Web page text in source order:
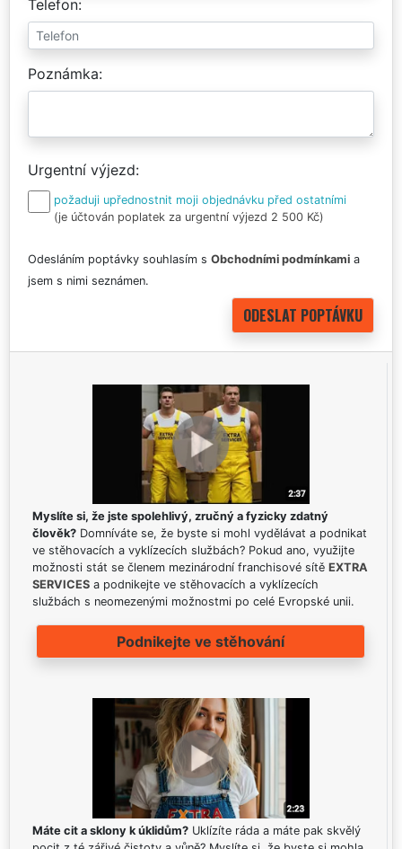
Telefon
Poznámka
Urgentní výjezd
požaduji upřednostnit moji objednávku před ostatními
(je účtován poplatek za urgentní výjezd 2 500 Kč)
Odesláním poptávky souhlasím s Obchodními podmínkami a
jsem s nimi seznámen.
Myslíte si, že jste spolehlivý, zručný a fyzicky zdatný
člověk? Domníváte se, že byste si mohl vydělávat a podnikat
ve stěhovacích a vyklízecích službách? Pokud ano, využijte
možnosti stát se členem mezinárodní franchisové sítě EXTRA
SERVICES a podnikejte ve stěhovacích a vyklízecích
službách s neomezenými možnostmi po celé Evropské unii.
Podnikejte ve stěhování
Máte cit a sklony k úklidům? Uklízíte ráda a máte pak skvělý